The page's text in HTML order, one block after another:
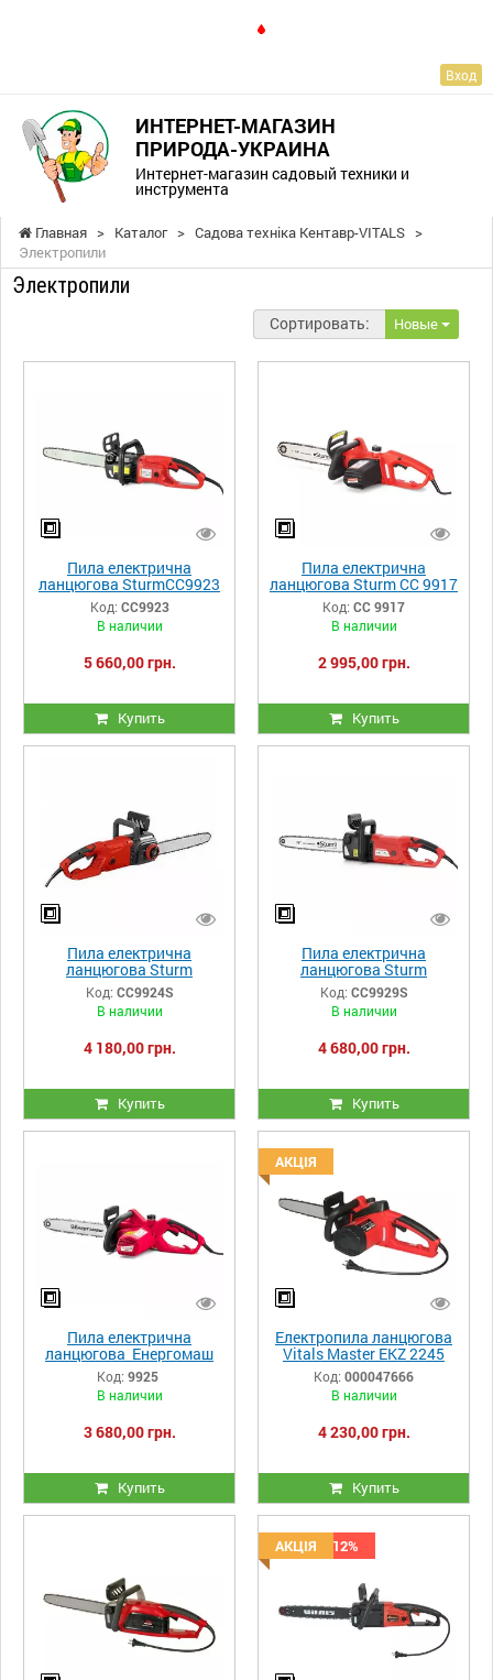
Вход
ИНТЕРНЕТ-МАГАЗИН
ПРИРОДА-УКРАИНА
Интернет-магазин садовый техники и
инструмента
Главная > Каталог > Садова техніка Кентавр-VITALS >
Электропили
Электропили
Сортировать: Новые
Пила електрична
ланцюгова SturmCC9923
Код: CC9923
В наличии
5 660,00 грн.
Купить
Пила електрична
ланцюгова Sturm CC 9917
Код: CC 9917
В наличии
2 995,00 грн.
Купить
Пила електрична
ланцюгова Sturm
CC9924S
Код: CC9924S
В наличии
4 180,00 грн.
Купить
Пила електрична
ланцюгова Sturm
CC9929S
Код: CC9929S
В наличии
4 680,00 грн.
Купить
Пила електрична
ланцюгова Енергомаш
ПЦ-9925
Код: 9925
В наличии
3 680,00 грн.
Купить
АКЦІЯ
Електропила ланцюгова
Vitals Master EKZ 2245
Код: 000047666
В наличии
4 230,00 грн.
Купить
Скидка -12%
АКЦІЯ